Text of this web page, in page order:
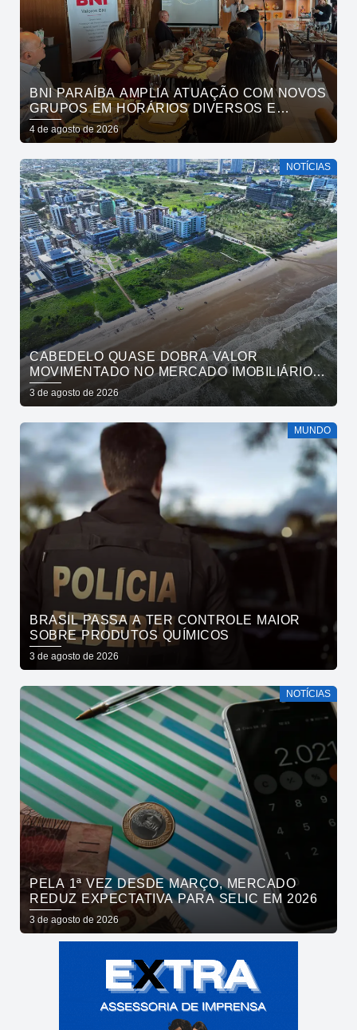
BNI PARAÍBA AMPLIA ATUAÇÃO COM NOVOS
GRUPOS EM HORÁRIOS DIVERSOS E
FORTALECE O ACESSO AO NETWORKING
4 de agosto de 2026
NOTÍCIAS
CABEDELO QUASE DOBRA VALOR
MOVIMENTADO NO MERCADO IMOBILIÁRIO
EM UM ANO
3 de agosto de 2026
MUNDO
BRASIL PASSA A TER CONTROLE MAIOR
SOBRE PRODUTOS QUÍMICOS
3 de agosto de 2026
NOTÍCIAS
PELA 1ª VEZ DESDE MARÇO, MERCADO
REDUZ EXPECTATIVA PARA SELIC EM 2026
3 de agosto de 2026